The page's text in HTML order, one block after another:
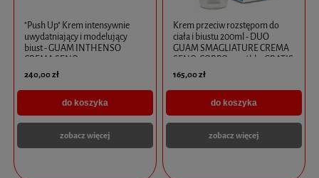
"Push Up" Krem intensywnie
uwydatniający i modelujący
biust - GUAM INTHENSO
CREMA SENO
VOLUMIZZANTE + próbka
GRATIS
240,00 zł
do koszyka
zobacz więcej
Krem przeciw rozstępom do
ciała i biustu 200ml - DUO
GUAM SMAGLIATURE CREMA
SENO-CORPO + próbka GRATIS
165,00 zł
do koszyka
zobacz więcej